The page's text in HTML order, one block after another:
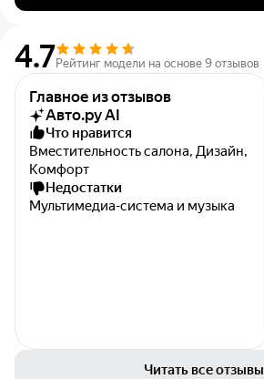
4.7Рейтинг модели на основе 9 отзывов
Главное из отзывов
Авто.ру AI
Что нравится
Вместительность салона, Дизайн,
Комфорт
Недостатки
Мультимедиа-система и музыка
Читать все отзывы